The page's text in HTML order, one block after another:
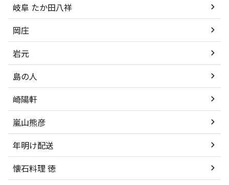
岐阜 たか田八祥
岡庄
岩元
島の人
崎陽軒
嵐山熊彦
年明け配送
懐石料理 徳